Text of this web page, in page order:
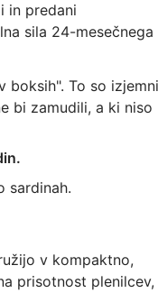
in predani
sila 24-mesečnega
boksih". To so izjemni
bi zamudili, a ki niso
sardinah.
v kompaktno,
prisotnost plenilcev,